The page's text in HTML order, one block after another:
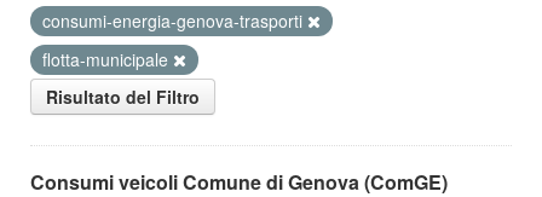
consumi-energia-genova-trasporti
flotta-municipale
Risultato del Filtro
Consumi veicoli Comune di Genova (ComGE)